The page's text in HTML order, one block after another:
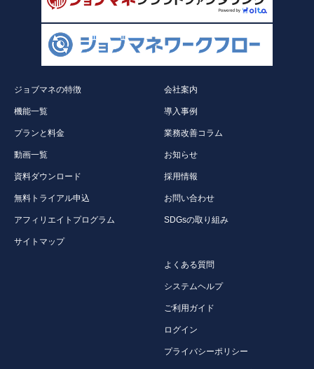
ジョブマネの特徴
機能一覧
プランと料金
動画一覧
資料ダウンロード
無料トライアル申込
アフィリエイトプログラム
サイトマップ
会社案内
導入事例
業務改善コラム
お知らせ
採用情報
お問い合わせ
SDGsの取り組み
よくある質問
システムヘルプ
ご利用ガイド
ログイン
プライバシーポリシー